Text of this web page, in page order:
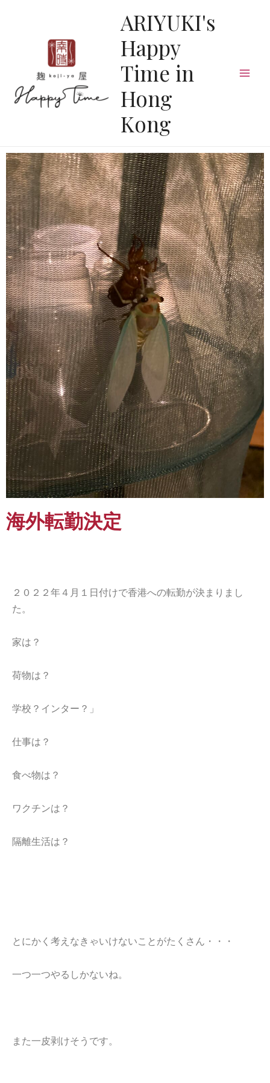
ARIYUKI's
Happy
Time in
Hong
Kong
海外転勤決定
２０２２年４月１日付けで香港への転勤が決まりまし
た。
家は？
荷物は？
学校？インター？」
仕事は？
食べ物は？
ワクチンは？
隔離生活は？
とにかく考えなきゃいけないことがたくさん・・・
一つ一つやるしかないね。
また一皮剥けそうです。